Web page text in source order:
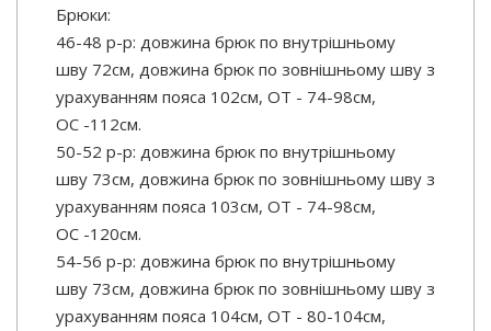
Брюки:
46-48 р-р: довжина брюк по внутрішньому
шву 72см, довжина брюк по зовнішньому шву з
урахуванням пояса 102см, ОТ - 74-98см,
OC -112см.
50-52 р-р: довжина брюк по внутрішньому
шву 73см, довжина брюк по зовнішньому шву з
урахуванням пояса 103см, ОТ - 74-98см,
OC -120см.
54-56 р-р: довжина брюк по внутрішньому
шву 73см, довжина брюк по зовнішньому шву з
урахуванням пояса 104см, ОТ - 80-104см,